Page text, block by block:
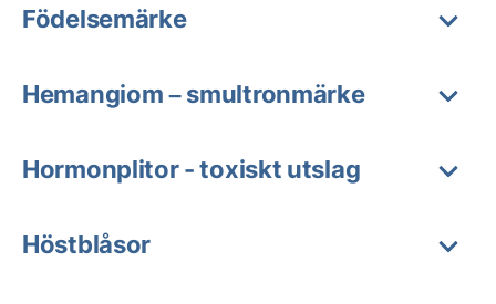
Födelsemärke
Hemangiom – smultronmärke
Hormonplitor - toxiskt utslag
Höstblåsor